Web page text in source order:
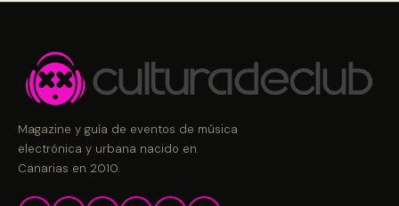
Magazine y guía de eventos de música
electrónica y urbana nacido en
Canarias en 2010.